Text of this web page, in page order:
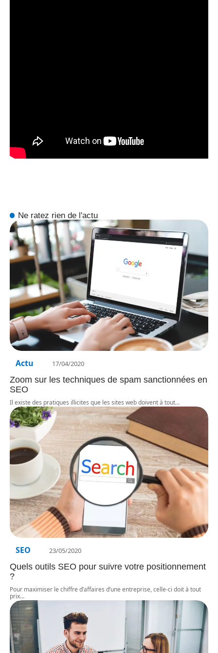
Ne ratez rien de l'actu
Actu 17/04/2020
Zoom sur les techniques de spam sanctionnées en
SEO
Il existe des pratiques illicites que les sites web doivent à tout…
SEO 23/05/2020
Quels outils SEO pour suivre votre positionnement
?
Pour maximiser le chiffre d’affaires d’une entreprise, celle-ci doit à tout
prix…